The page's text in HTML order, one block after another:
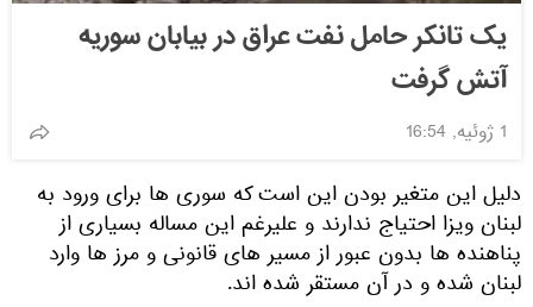
یک تانکر حامل نفت عراق در بیابان سوریه
آتش گرفت
1 ژوئیه, 16:54
دلیل این متغیر بودن این است که سوری ها برای ورود به
لبنان ویزا احتیاج ندارند و علیرغم این مساله بسیاری از
پناهنده ها بدون عبور از مسیر های قانونی و مرز ها وارد
لبنان شده و در آن مستقر شده اند.